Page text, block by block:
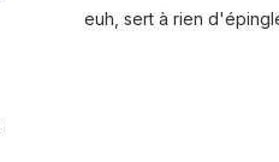
euh, sert à rien